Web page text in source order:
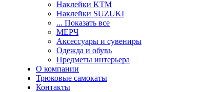
Наклейки KTM
Наклейки SUZUKI
... Показать все
МЕРЧ
Аксессуары и сувениры
Одежда и обувь
Предметы интерьера
О компании
Трюковые самокаты
Контакты